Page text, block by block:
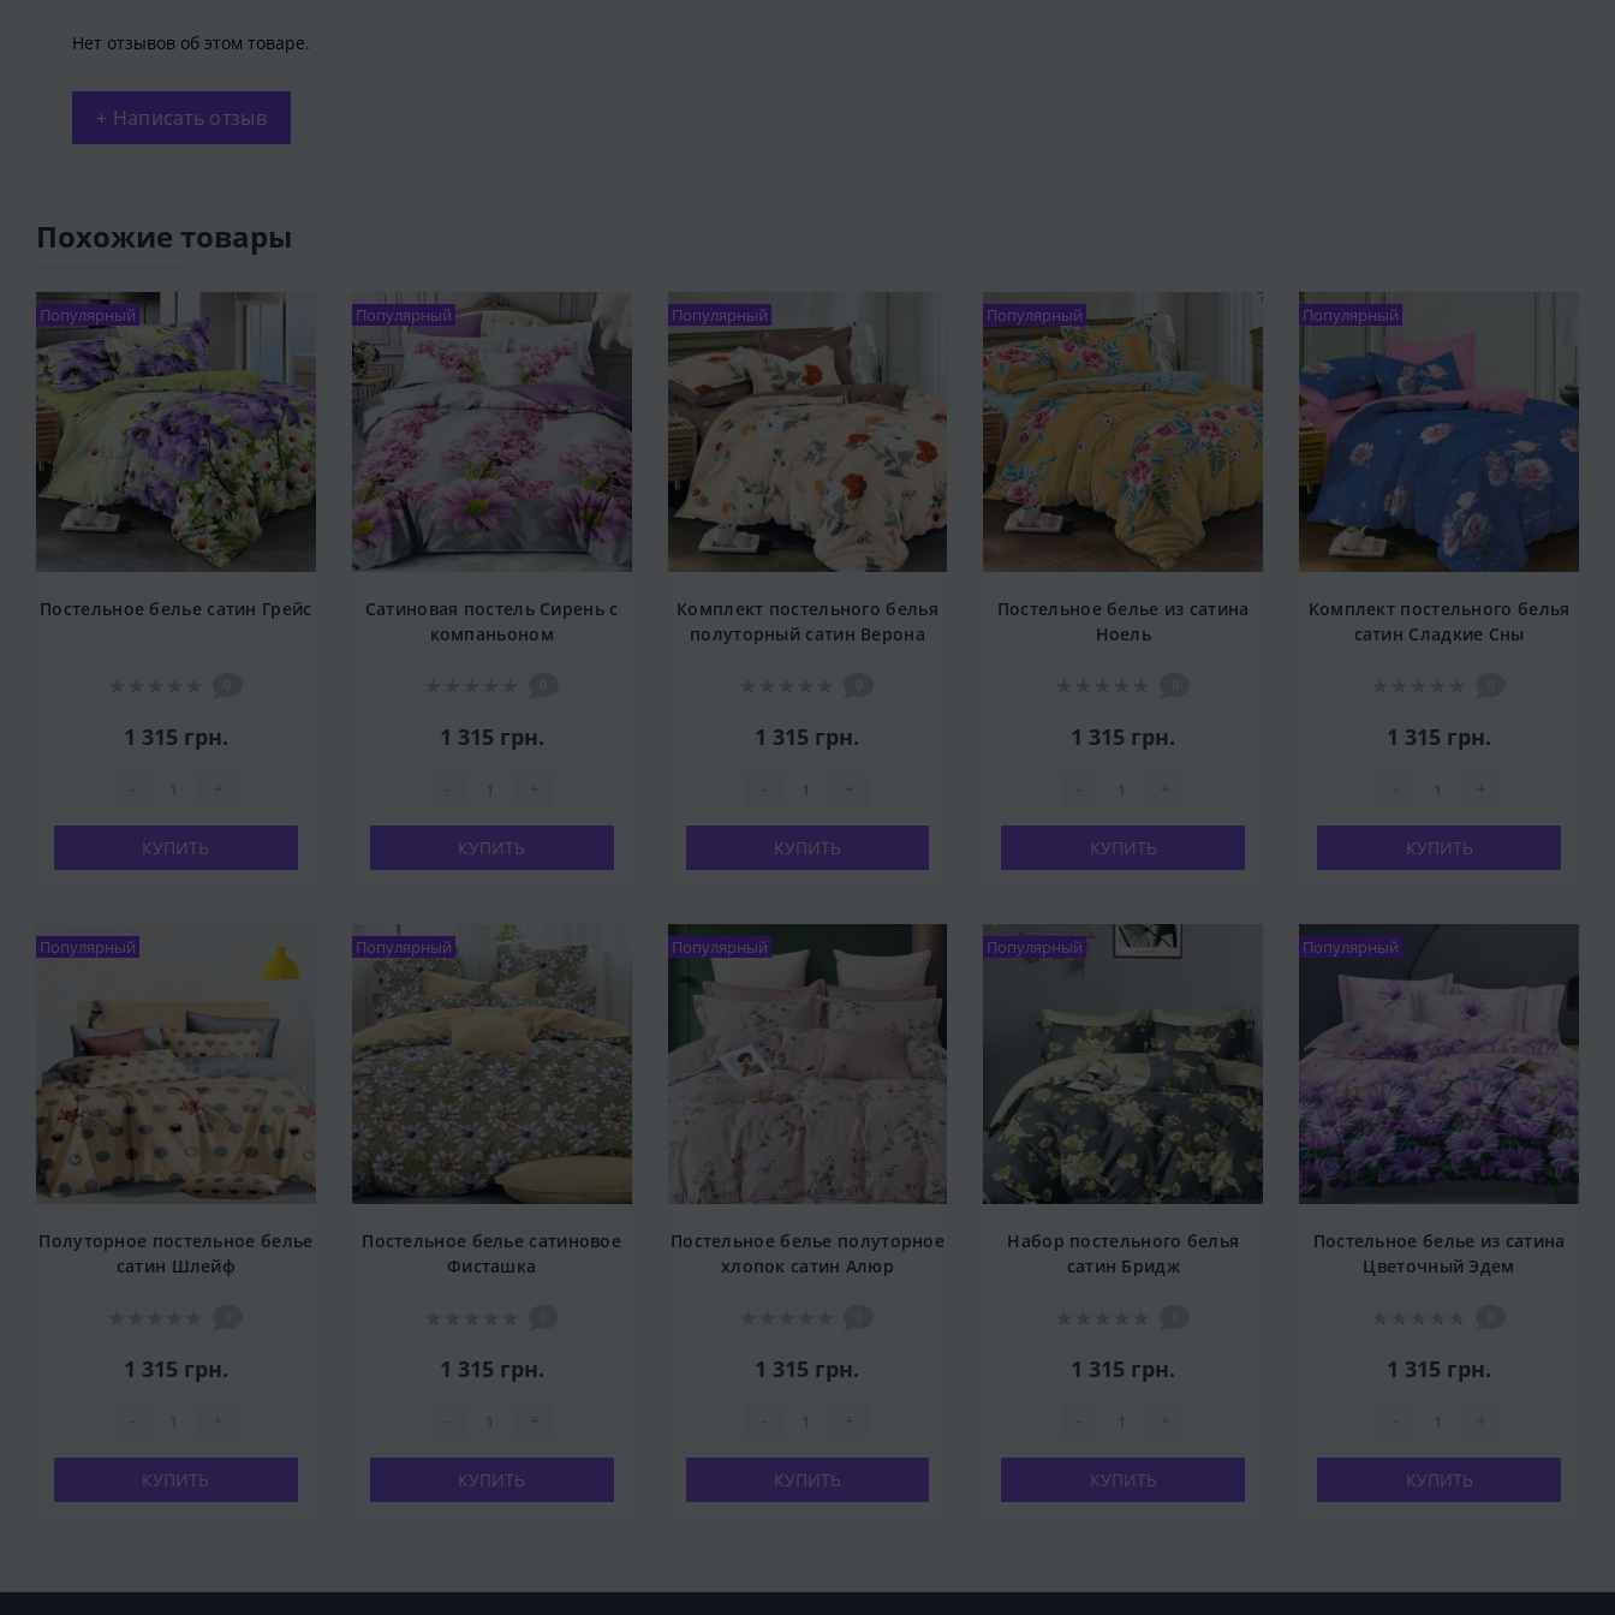
Нет отзывов об этом товаре.
+ Написать отзыв
Похожие товары
Популярный
Постельное белье сатин Грейс
1 315 грн.
КУПИТЬ
Популярный
Сатиновая постель Сирень с
компаньоном
1 315 грн.
КУПИТЬ
Популярный
Комплект постельного белья
полуторный сатин Верона
1 315 грн.
КУПИТЬ
Популярный
Постельное белье из сатина
Ноель
1 315 грн.
КУПИТЬ
Популярный
Комплект постельного белья
сатин Сладкие Сны
1 315 грн.
КУПИТЬ
Популярный
Полуторное постельное белье
сатин Шлейф
1 315 грн.
КУПИТЬ
Популярный
Постельное белье сатиновое
Фисташка
1 315 грн.
КУПИТЬ
Популярный
Постельное белье полуторное
хлопок сатин Алюр
1 315 грн.
КУПИТЬ
Популярный
Набор постельного белья
сатин Бридж
1 315 грн.
КУПИТЬ
Популярный
Постельное белье из сатина
Цветочный Эдем
1 315 грн.
КУПИТЬ